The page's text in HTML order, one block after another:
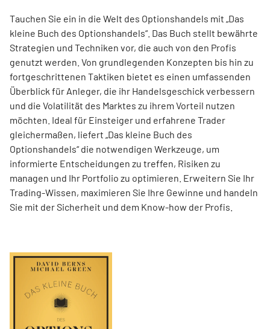
Tauchen Sie ein in die Welt des Optionshandels mit „Das
kleine Buch des Optionshandels“. Das Buch stellt bewährte
Strategien und Techniken vor, die auch von den Profis
genutzt werden. Von grundlegenden Konzepten bis hin zu
fortgeschrittenen Taktiken bietet es einen umfassenden
Überblick für Anleger, die ihr Handelsgeschick verbessern
und die Volatilität des Marktes zu ihrem Vorteil nutzen
möchten. Ideal für Einsteiger und erfahrene Trader
gleichermaßen, liefert „Das kleine Buch des
Optionshandels“ die notwendigen Werkzeuge, um
informierte Entscheidungen zu treffen, Risiken zu
managen und Ihr Portfolio zu optimieren. Erweitern Sie Ihr
Trading-Wissen, maximieren Sie Ihre Gewinne und handeln
Sie mit der Sicherheit und dem Know-how der Profis.